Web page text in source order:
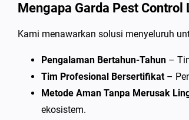
Mengapa Garda Pest Control
Kami menawarkan solusi menyeluruh
Pengalaman Bertahun-Tahun –
Tim Profesional Bersertifikat–
Metode Aman Tanpa Merusak
ekosistem.